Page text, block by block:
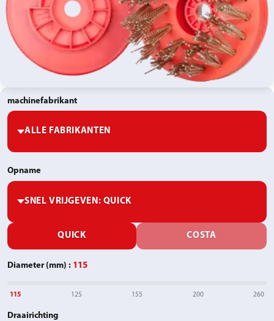
machinefabrikant
Opname
SNEL VRIJGEVEN
Diameter (mm) : 115
115 125 155 200 260
Draairichting